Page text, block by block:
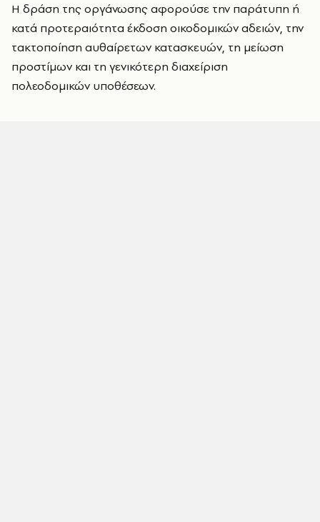
Η δράση της οργάνωσης αφορούσε την παράτυπη ή
κατά προτεραιότητα έκδοση οικοδομικών αδειών, την
τακτοποίηση αυθαίρετων κατασκευών, τη μείωση
προστίμων και τη γενικότερη διαχείριση
πολεοδομικών υποθέσεων.